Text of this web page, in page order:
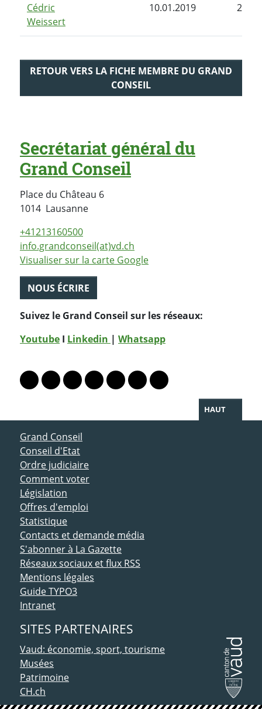
Cédric
Weissert
10.01.2019
RETOUR VERS LA FICHE MEMBRE DU GRAND
CONSEIL
Secrétariat général du
Grand Conseil
Place du Château 6
1014 LausanneSuisse
+41213160500
info.grandconseil(at)vd.ch
Visualiser sur la carte Google
NOUS ÉCRIRE
Suivez le Grand Conseil sur les réseaux:
Youtube I Linkedin | Whatsapp
Lien vers le profil Mastodon
Lien vers le profil Bluesky
Lien vers le profil Instagram
Lien vers le profil Linkedin
Lien vers le profil Facebook
Lien vers le profil Twitter
Partager par WhatsApp
HAUT
ACCÈS DIRECT
Grand Conseil
Conseil d'Etat
Ordre judiciaire
Comment voter
Législation
Offres d'emploi
Statistique
Contacts et demande média
S'abonner à La Gazette
Réseaux sociaux et flux RSS
Mentions légales
Guide TYPO3
Intranet
SITES PARTENAIRES
Vaud: économie, sport, tourisme
Musées
Patrimoine
CH.ch